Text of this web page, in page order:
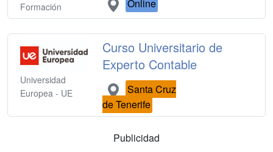
Formación
Online
Universidad
Europea - UE
Curso Universitario de
Experto Contable
Santa Cruz
de Tenerife
Publicidad